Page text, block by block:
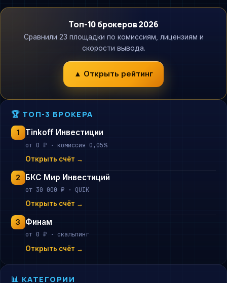
Топ-10 брокеров 2026
Сравнили 23 площадки по комиссиям, лицензиям и
скорости вывода.
▲ Открыть рейтинг
🏆 ТОП-3 БРОКЕРА
1 Tinkoff Инвестиции
от 0 ₽ · комиссия 0,05%
Открыть счёт →
2 БКС Мир Инвестиций
от 30 000 ₽ · QUIK
Открыть счёт →
3 Финам
от 0 ₽ · скальпинг
Открыть счёт →
📊 КАТЕГОРИИ